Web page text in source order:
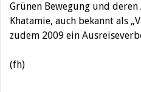
Grünen Bewegung und
Khatamie, auch bekannt als
zudem 2009 ein
(fh)